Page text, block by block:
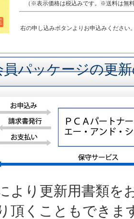
（※表示価格は税込みです。※送料は無
右の申し込みボタンよりお申込みください
パッケージの更
より更新用書類を
頂くこともできま